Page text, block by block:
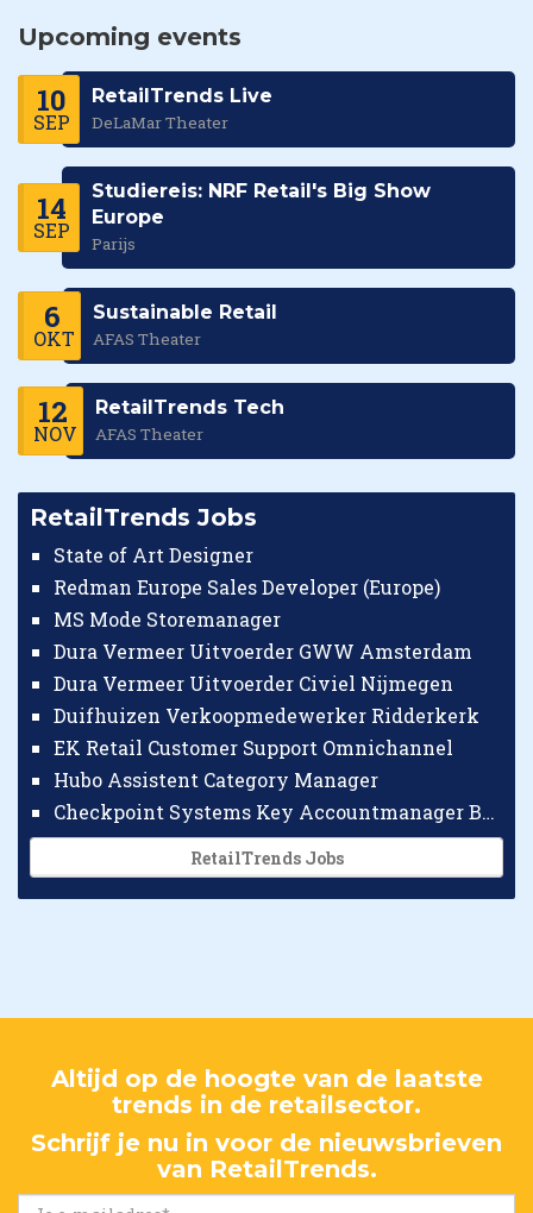
Upcoming events
10
SEP
RetailTrends Live
DeLaMar Theater
14
SEP
Studiereis: NRF Retail's Big Show
Europe
Parijs
6
OKT
Sustainable Retail
AFAS Theater
12
NOV
RetailTrends Tech
AFAS Theater
RetailTrends Jobs
State of Art Designer
Redman Europe Sales Developer (Europe)
MS Mode Storemanager
Dura Vermeer Uitvoerder GWW Amsterdam
Dura Vermeer Uitvoerder Civiel Nijmegen
Duifhuizen Verkoopmedewerker Ridderkerk
EK Retail Customer Support Omnichannel
Hubo Assistent Category Manager
Checkpoint Systems Key Accountmanager Benelux
RetailTrends Jobs
Altijd op de hoogte van de laatste
trends in de retailsector.
Schrijf je nu in voor de nieuwsbrieven
van RetailTrends.